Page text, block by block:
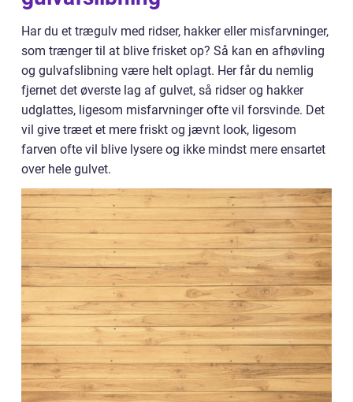
Har du et trægulv med ridser, hakker eller misfarvninger,
som trænger til at blive frisket op? Så kan en afhøvling
og gulvafslibning være helt oplagt. Her får du nemlig
fjernet det øverste lag af gulvet, så ridser og hakker
udglattes, ligesom misfarvninger ofte vil forsvinde. Det
vil give træet et mere friskt og jævnt look, ligesom
farven ofte vil blive lysere og ikke mindst mere ensartet
over hele gulvet.